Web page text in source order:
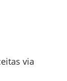
via